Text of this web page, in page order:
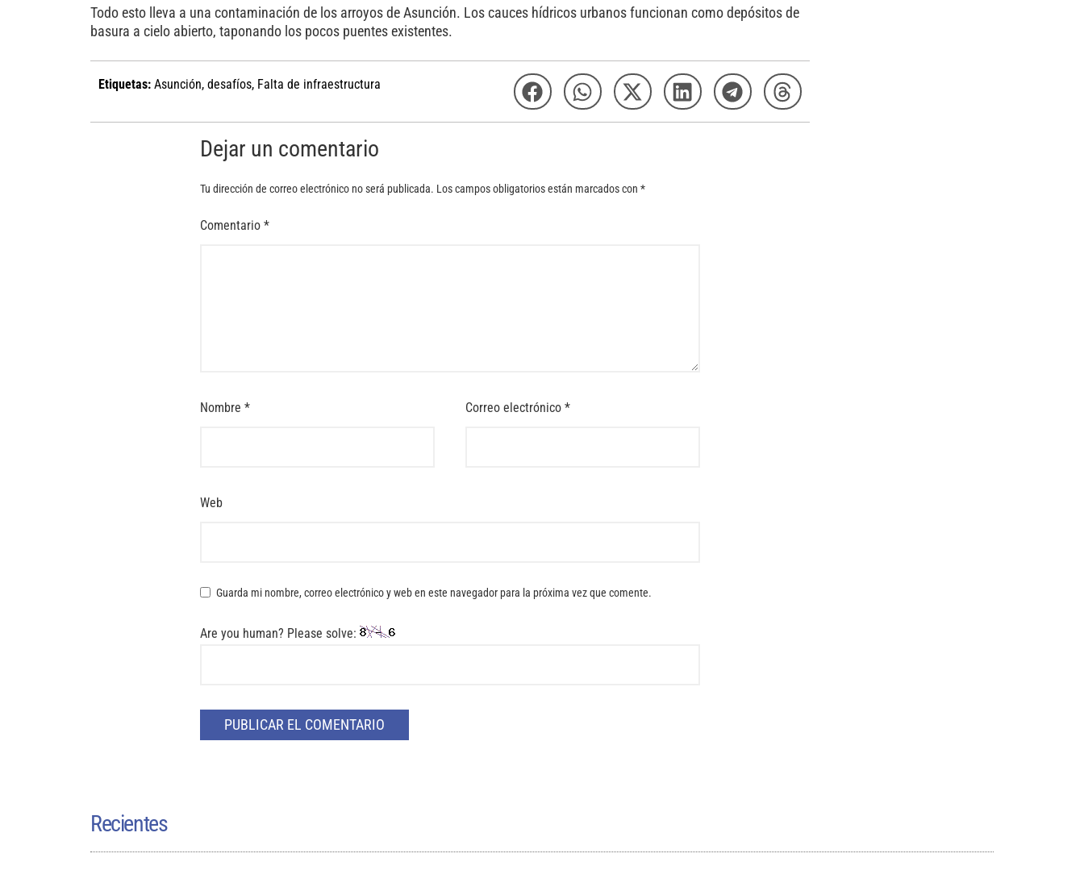
Todo esto lleva a una contaminación de los arroyos de Asunción. Los cauces hídricos urbanos funcionan como depósitos de
basura a cielo abierto, taponando los pocos puentes existentes.
Etiquetas: Asunción, desafíos, Falta de infraestructura
Dejar un comentario
Tu dirección de correo electrónico no será publicada. Los campos obligatorios están marcados con *
Comentario *
Nombre * Correo electrónico *
Web
Guarda mi nombre, correo electrónico y web en este navegador para la próxima vez que comente.
Are you human? Please solve:
Recientes